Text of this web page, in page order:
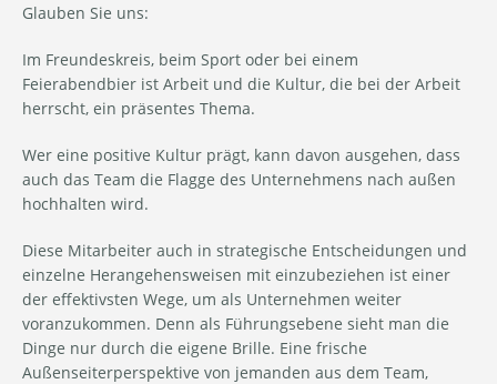
Glauben Sie uns:
Im Freundeskreis, beim Sport oder bei einem
Feierabendbier ist Arbeit und die Kultur, die bei der Arbeit
herrscht, ein präsentes Thema.
Wer eine positive Kultur prägt, kann davon ausgehen, dass
auch das Team die Flagge des Unternehmens nach außen
hochhalten wird.
Diese Mitarbeiter auch in strategische Entscheidungen und
einzelne Herangehensweisen mit einzubeziehen ist einer
der effektivsten Wege, um als Unternehmen weiter
voranzukommen. Denn als Führungsebene sieht man die
Dinge nur durch die eigene Brille. Eine frische
Außenseiterperspektive von jemanden aus dem Team,